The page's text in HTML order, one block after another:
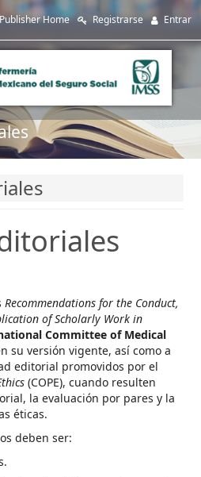
Home Registrarse Entrar
Recommendations for the Conduct,
of Scholarly Work in
Committee of Medical
su versión vigente, así como a
editorial promovidos por el
(COPE), cuando resulten
la evaluación por pares y la
éticas.
deben ser: